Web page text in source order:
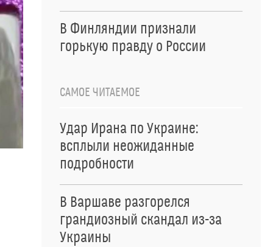
В Финляндии признали
горькую правду о России
САМОЕ ЧИТАЕМОЕ
Удар Ирана по Украине:
всплыли неожиданные
подробности
В Варшаве разгорелся
грандиозный скандал из-за
Украины